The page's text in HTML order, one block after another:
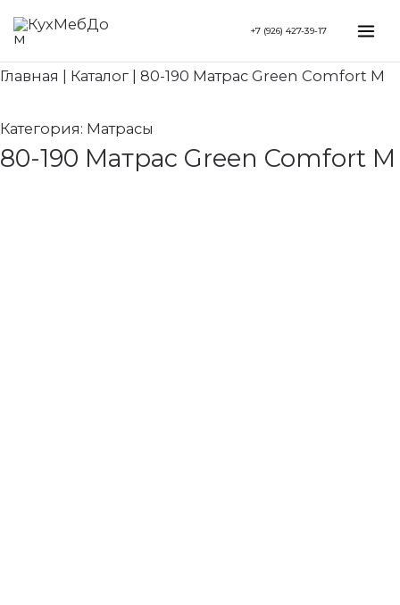
Перейти
содержимому
+7 (926) 427-39-17
Главная Каталог 80-190 Матрас Green Comfort M
Категория: Матрасы
80-190 Матрас Green Comfort M
Search...